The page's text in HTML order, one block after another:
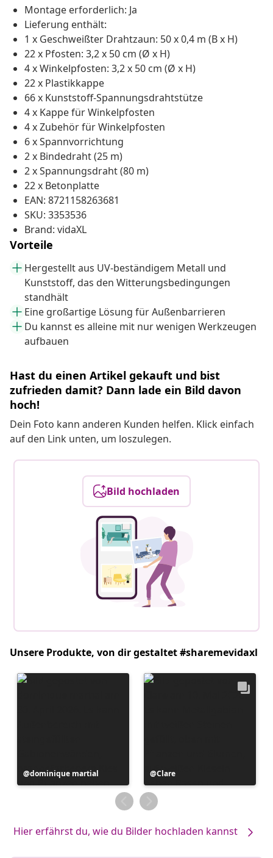
Montage erforderlich: Ja
Lieferung enthält:
1 x Geschweißter Drahtzaun: 50 x 0,4 m (B x H)
22 x Pfosten: 3,2 x 50 cm (Ø x H)
4 x Winkelpfosten: 3,2 x 50 cm (Ø x H)
22 x Plastikkappe
66 x Kunststoff-Spannungsdrahtstütze
4 x Kappe für Winkelpfosten
4 x Zubehör für Winkelpfosten
6 x Spannvorrichtung
2 x Bindedraht (25 m)
2 x Spannungsdraht (80 m)
22 x Betonplatte
EAN: 8721158263681
SKU: 3353536
Brand: vidaXL
Vorteile
Hergestellt aus UV-beständigem Metall und
Kunststoff, das den Witterungsbedingungen
standhält
Eine großartige Lösung für Außenbarrieren
Du kannst es alleine mit nur wenigen Werkzeugen
aufbauen
Hast du einen Artikel gekauft und bist
zufrieden damit? Dann lade ein Bild davon
hoch!
Dein Foto kann anderen Kunden helfen. Klick einfach
auf den Link unten, um loszulegen.
Bild hochladen
Unsere Produkte, von dir gestaltet #sharemevidaxl
Beitrag
veröffentlicht
dominique martial
Beitrag
veröffentlicht
von
Clare
Hier erfährst du, wie du Bilder hochladen kannst